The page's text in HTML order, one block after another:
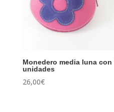
Monedero media luna
unidades
26,00€